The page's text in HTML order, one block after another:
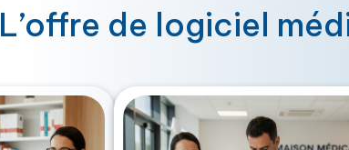
L’offre de logiciel